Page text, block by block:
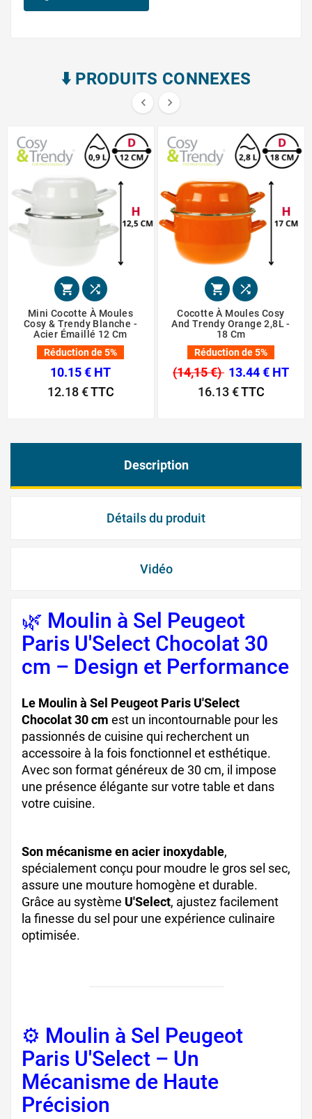
⬇️​ PRODUITS CONNEXES
 
 
Mini Cocotte À Moules
Cosy & Trendy Blanche -
Acier Émaillé 12 Cm
Réduction de 5%
10.15 € HT
12.18 €TTC
 
Cocotte À Moules Cosy
And Trendy Orange 2,8L -
18 Cm
Réduction de 5%
(14,15 €) 13.44 € HT
16.13 €TTC
Description
Détails du produit
Vidéo
🌿 Moulin à Sel Peugeot
Paris U'Select Chocolat 30
cm – Design et Performance
Le Moulin à Sel Peugeot Paris U'Select
Chocolat 30 cm est un incontournable pour les
passionnés de cuisine qui recherchent un
accessoire à la fois fonctionnel et esthétique.
Avec son format généreux de 30 cm, il impose
une présence élégante sur votre table et dans
votre cuisine.
Son mécanisme en acier inoxydable,
spécialement conçu pour moudre le gros sel sec,
assure une mouture homogène et durable.
Grâce au système U'Select, ajustez facilement
la finesse du sel pour une expérience culinaire
optimisée.
⚙️ Moulin à Sel Peugeot
Paris U'Select – Un
Mécanisme de Haute
Précision